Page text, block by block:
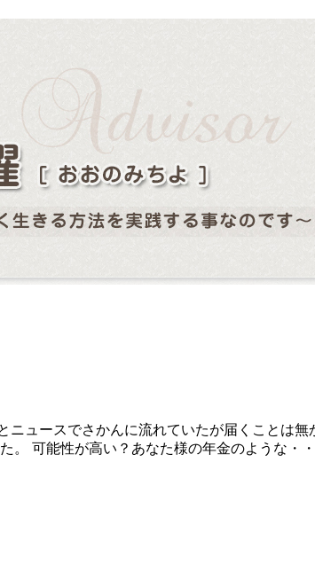
ュースでさかんに流れていたが届くことは
可能性が高い？あなた様の年金のような・